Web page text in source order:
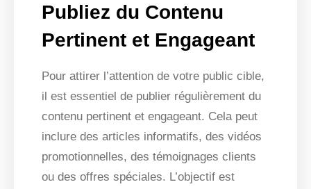
Publiez du Contenu
Pertinent et Engageant
Pour attirer l’attention de votre public cible,
il est essentiel de publier régulièrement du
contenu pertinent et engageant. Cela peut
inclure des articles informatifs, des vidéos
promotionnelles, des témoignages clients
ou des offres spéciales. L’objectif est